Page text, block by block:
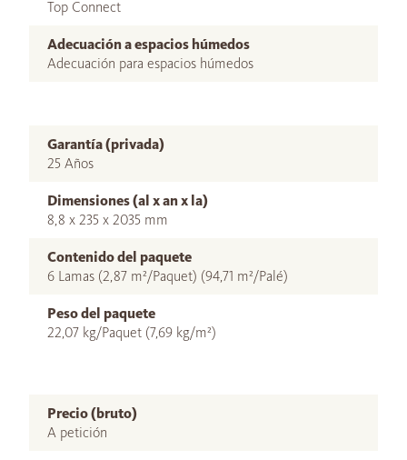
Top Connect
Adecuación a espacios húmedos
Adecuación para espacios húmedos
Garantía (privada)
25 Años
Dimensiones (al x an x la)
8,8 x 235 x 2035 mm
Contenido del paquete
6 Lamas (2,87 m²/Paquet) (94,71 m²/Palé)
Peso del paquete
22,07 kg/Paquet (7,69 kg/m²)
Precio (bruto)
A petición